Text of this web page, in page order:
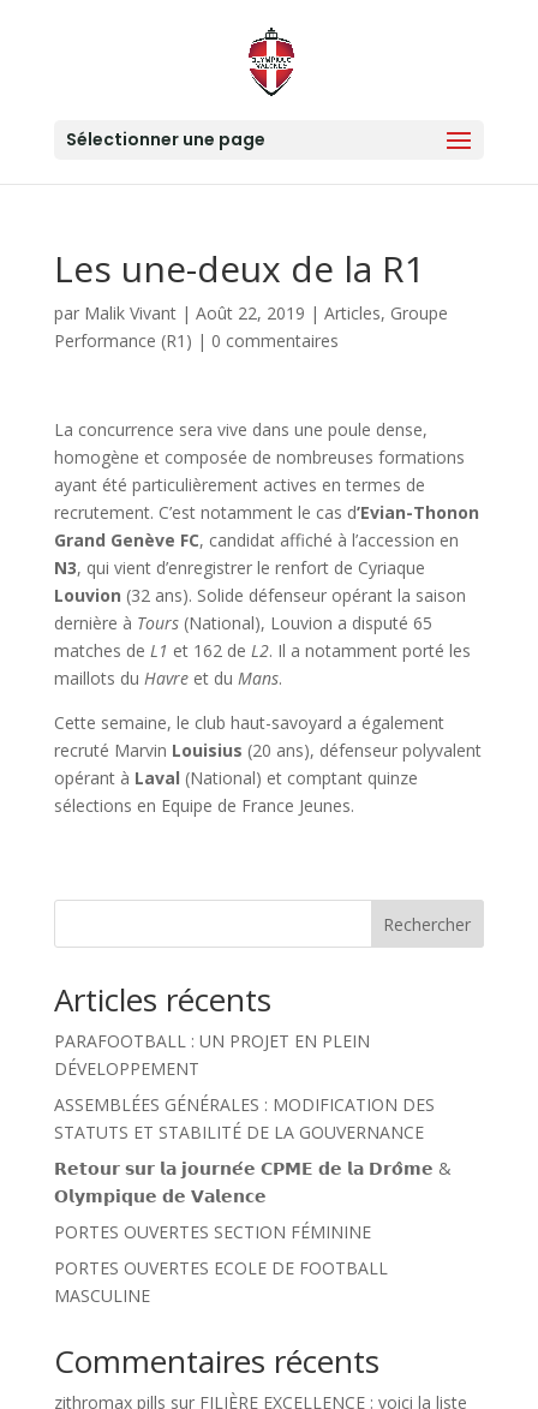
Sélectionner une page
Les une-deux de la R1
par Malik Vivant| Août 22, 2019 | Articles, Groupe
Performance (R1) | 0 commentaires
La concurrence sera vive dans une poule dense,
homogène et composée de nombreuses formations
ayant été particulièrement actives en termes de
recrutement. C’est notamment le cas d’Evian-Thonon
Grand Genève FC, candidat affiché à l’accession en
N3, qui vient d’enregistrer le renfort de Cyriaque
Louvion (32 ans). Solide défenseur opérant la saison
dernière à Tours(National), Louvion a disputé 65
matches de L1 et 162 de L2. Il a notamment porté les
maillots du Havreet du Mans.
Cette semaine, le club haut-savoyard a également
recruté Marvin Louisius (20 ans), défenseur polyvalent
opérant à Laval (National) et comptant quinze
sélections en Equipe de France Jeunes.
Rechercher
Articles récents
PARAFOOTBALL : UN PROJET EN PLEIN
DÉVELOPPEMENT
ASSEMBLÉES GÉNÉRALES : MODIFICATION DES
STATUTS ET STABILITÉ DE LA GOUVERNANCE
𝗥𝗲𝘁𝗼𝘂𝗿 𝘀𝘂𝗿 𝗹𝗮 𝗷𝗼𝘂𝗿𝗻𝗲́𝗲 𝗖𝗣𝗠𝗘 𝗱𝗲 𝗹𝗮 𝗗𝗿𝗼̂𝗺𝗲 &
𝗢𝗹𝘆𝗺𝗽𝗶𝗾𝘂𝗲 𝗱𝗲 𝗩𝗮𝗹𝗲𝗻𝗰𝗲
PORTES OUVERTES SECTION FÉMININE
PORTES OUVERTES ECOLE DE FOOTBALL
MASCULINE
Commentaires récents
zithromax pills sur FILIÈRE EXCELLENCE : voici la liste